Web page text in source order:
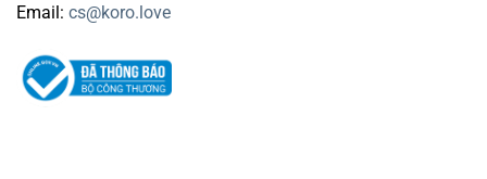
Email: cs@koro.love